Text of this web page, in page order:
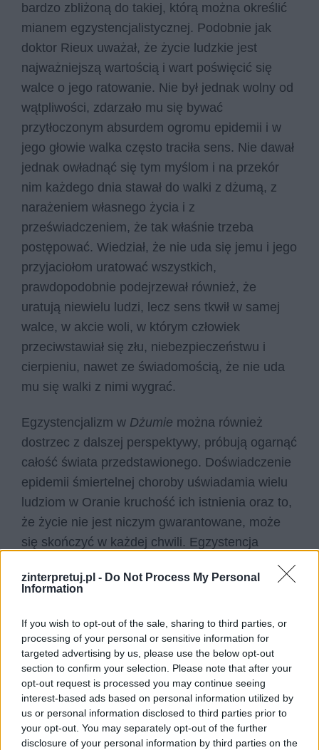
zinterpretuj.pl - Do Not Process My Personal
Information
If you wish to opt-out of the sale, sharing to third parties, or
processing of your personal or sensitive information for
targeted advertising by us, please use the below opt-out
section to confirm your selection. Please note that after your
opt-out request is processed you may continue seeing
interest-based ads based on personal information utilized by
us or personal information disclosed to third parties prior to
your opt-out. You may separately opt-out of the further
disclosure of your personal information by third parties on the
bardzo zbliżoną do takiej, którą można określić
mianem egzystencjalistycznej. Podobnie jak
doktor Rieux uważał, że życie ludzkie jest
najważniejszą wartością i wart poświęcić się
walce o jego ratowanie. Nie był jednak wolny od
wątpliwości, zdarzało mu się bywać
przytłoczonym absurdem ogromu epidemii i w
jego głowie walka często traciła sens. Nie dawał
jednak owładnąć się tym myślom i na przekór
nim każdego dnia stawał do walki z dżumą, z
narażeniem własnego życia i z
przeświadczeniem, że tak właśnie trzeba
postępować. Wiedział, że nie uda się jemu i jego
przyjaciołom uratować wszystkich,
prawdopodobnie podejrzewał również, że
uratują niewielu ludzi, lecz sens tkwił w samej
walce, w akcie woli, w którym człowiek
przeciwstawiał się złu, niebezpieczeństwu i
cierpieniu, nawet ze świadomością, że nie uda
mu się walki z nimi wygrać.
Egzystencjalizm w Dżumie można również
dostrzec z dalszej perspektywy, próbują ogarnąć
całość świata przedstawionego. Doświadczenie
epidemii śmiertelnej choroby uświadamia wielu
ludziom w Oranie kruchość ich istnienia oraz to,
że życie nie jest niczym gwarantowane, może
się skończyć w każdej chwili. Egzystencja
ludzka skazana jest na porażkę, natomiast mimo
to należy nadać jej jakiś sens, nawet jeśli tym
śmierci w czasie. W tym właśnie tkwi absurd
istnienia: jest skazane na śmierć, ale sens
można nadać mu jedynie przez daremne próby
przeciwstawienia się jej za wszelką cenę.
Czytaj także:
Cottard – charakterystyka